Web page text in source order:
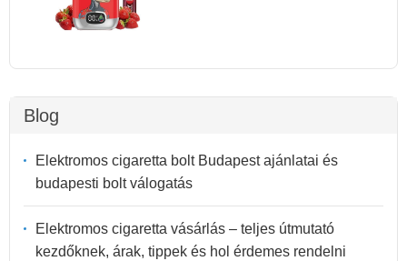
Blog
Elektromos cigaretta bolt Budapest ajánlatai és
budapesti bolt válogatás
Elektromos cigaretta vásárlás – teljes útmutató
kezdőknek, árak, tippek és hol érdemes rendelni